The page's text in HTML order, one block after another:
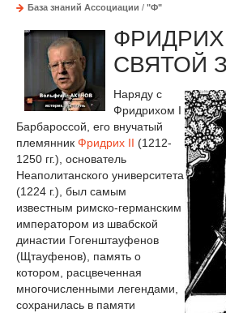
База знаний Ассоциации / "Ф"
ФРИДРИХ
СВЯТОЙ
Наряду с
Фридрихом I
Барбароссой, его внучатый
племянник Фридрих II (1212-
1250 гг.), основатель
Неаполитанского университета
(1224 г.), был самым
известным римско-германским
императором из швабской
династии Гогенштауфенов
(Щтауфенов), память о
котором, расцвеченная
многочисленными легендами,
сохранилась в памяти